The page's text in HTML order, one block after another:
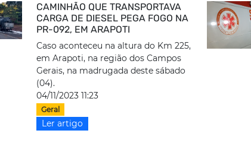
CAMINHÃO QUE TRANSPORTAVA
CARGA DE DIESEL PEGA FOGO NA
PR-092, EM ARAPOTI
Caso aconteceu na altura do Km 225,
em Arapoti, na região dos Campos
Gerais, na madrugada deste sábado
(04).
04/11/2023 11:23
Geral
Ler artigo